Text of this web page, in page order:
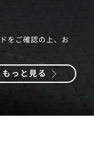
をご確認の上、お
もっと見る